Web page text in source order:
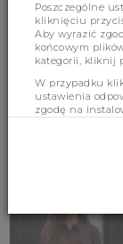
Wymiary
Poszczególne
kliknięciu
Aby wyrazić
końcowym
kategorii, kliknij
W przypadku
ustawienia
zgodę na